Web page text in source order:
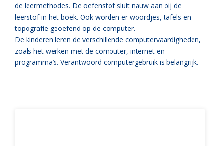
de leermethodes. De oefenstof sluit nauw aan bij de
leerstof in het boek. Ook worden er woordjes, tafels en
topografie geoefend op de computer.
De kinderen leren de verschillende computervaardigheden,
zoals het werken met de computer, internet en
programma’s. Verantwoord computergebruik is belangrijk.